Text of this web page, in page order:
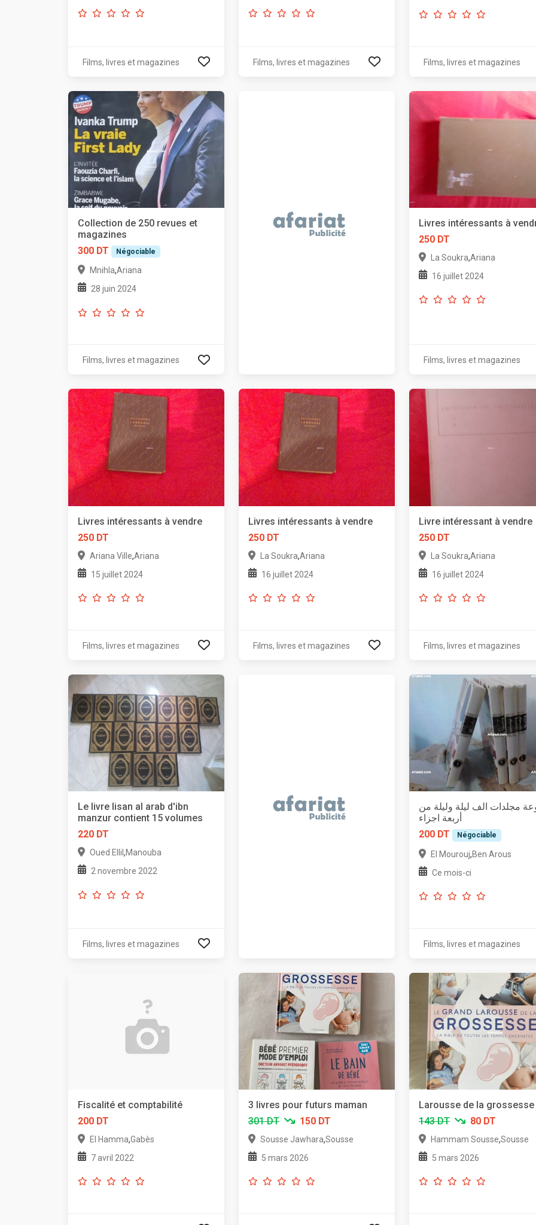
Films, livres et magazines Films, livres et magazines Films, livres et magazines
Collection de 250 revues et
magazines
300 DT
Négociable
Mnihla,Ariana
28 juin 2024
Films, livres et magazines
Livres intéressants à
250 DT
La Soukra,Ariana
16 juillet 2024
Films, livres et magazines
Livres intéressants à vendre
250 DT
Ariana Ville,Ariana
15 juillet 2024
Films, livres et magazines
Livres intéressants à vendre
250 DT
La Soukra,Ariana
16 juillet 2024
Films, livres et magazines
Livre intéressant à vendre
250 DT
La Soukra,Ariana
16 juillet 2024
Films, livres et magazines
Le livre lisan al arab d'ibn
manzur contient 15 volumes
220 DT
Oued Ellil ,Manouba
2 novembre 2022
Films, livres et magazines
مجلدات الف ليلة وليلة من
أربعة اجزاء
200 DT
Négociable
El Mourouj,Ben Arous
Ce mois-ci
Films, livres et magazines
Fiscalité et comptabilité
200 DT
El Hamma,Gabès
7 avril 2022
3 livres pour futurs maman
301 DT
150 DT
Sousse Jawhara,Sousse
5 mars 2026
Larousse de la grossesse
143 DT
80 DT
Hammam Sousse,Sousse
5 mars 2026